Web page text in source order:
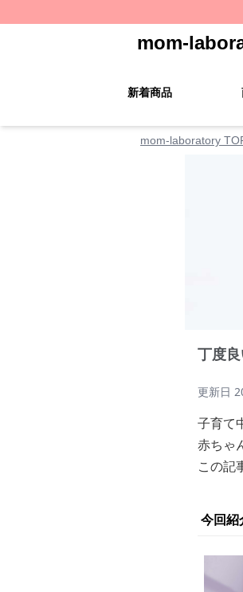
mom-
新着商品
mom-laboratory
丁度
更新日
子育て
赤ちゃ
この記
今回紹